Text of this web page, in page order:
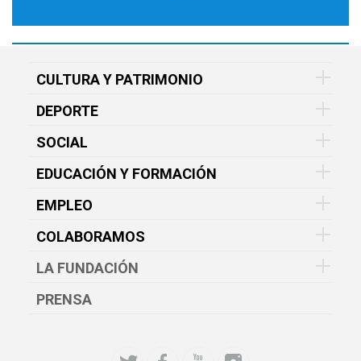
CULTURA Y PATRIMONIO
DEPORTE
SOCIAL
EDUCACIÓN Y FORMACIÓN
EMPLEO
COLABORAMOS
LA FUNDACIÓN
PRENSA